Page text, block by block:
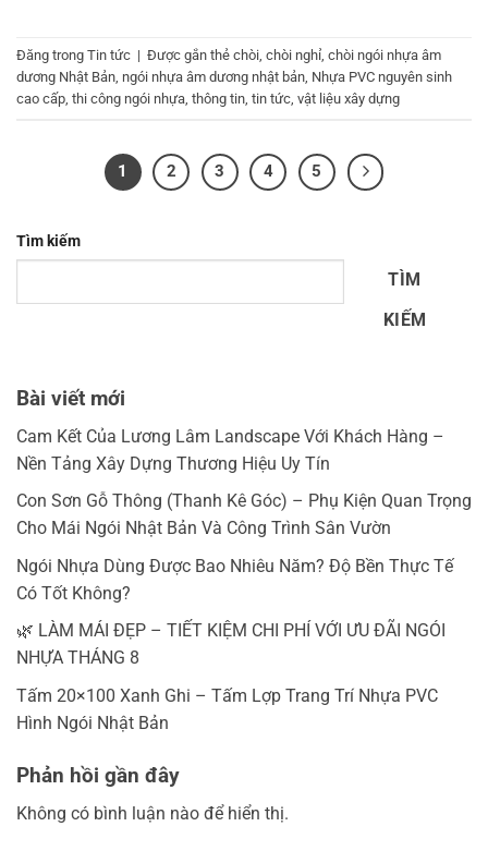
Đăng trong Tin tức | Được gắn thẻ chòi, chòi nghỉ, chòi ngói nhựa âm
dương Nhật Bản, ngói nhựa âm dương nhật bản, Nhựa PVC nguyên sinh
cao cấp, thi công ngói nhựa, thông tin, tin tức, vật liệu xây dựng
1 2 3 4 5
Tìm kiếm
TÌM
KIẾM
Bài viết mới
Cam Kết Của Lương Lâm Landscape Với Khách Hàng –
Nền Tảng Xây Dựng Thương Hiệu Uy Tín
Con Sơn Gỗ Thông (Thanh Kê Góc) – Phụ Kiện Quan Trọng
Cho Mái Ngói Nhật Bản Và Công Trình Sân Vườn
Ngói Nhựa Dùng Được Bao Nhiêu Năm? Độ Bền Thực Tế
Có Tốt Không?
🌿 LÀM MÁI ĐẸP – TIẾT KIỆM CHI PHÍ VỚI ƯU ĐÃI NGÓI
NHỰA THÁNG 8
Tấm 20×100 Xanh Ghi – Tấm Lợp Trang Trí Nhựa PVC
Hình Ngói Nhật Bản
Phản hồi gần đây
Không có bình luận nào để hiển thị.